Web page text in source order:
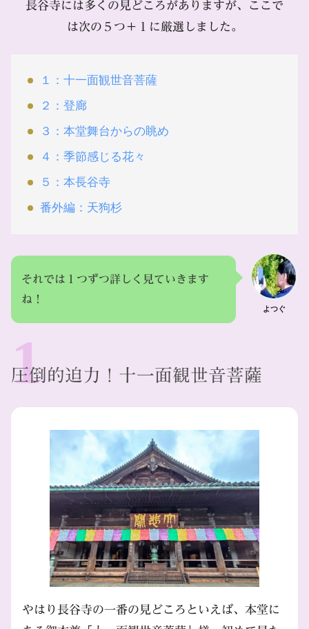
長谷寺には多くの見どころがありますが、ここで
は次の５つ＋１に厳選しました。
１：十一面観世音菩薩
２：登廊
３：本堂舞台からの眺め
４：季節感じる花々
５：本長谷寺
番外編：天狗杉
よつぐ
それでは１つずつ詳しく見ていきます
ね！
圧倒的迫力！十一面観世音菩薩
やはり長谷寺の一番の見どころといえば、本堂に